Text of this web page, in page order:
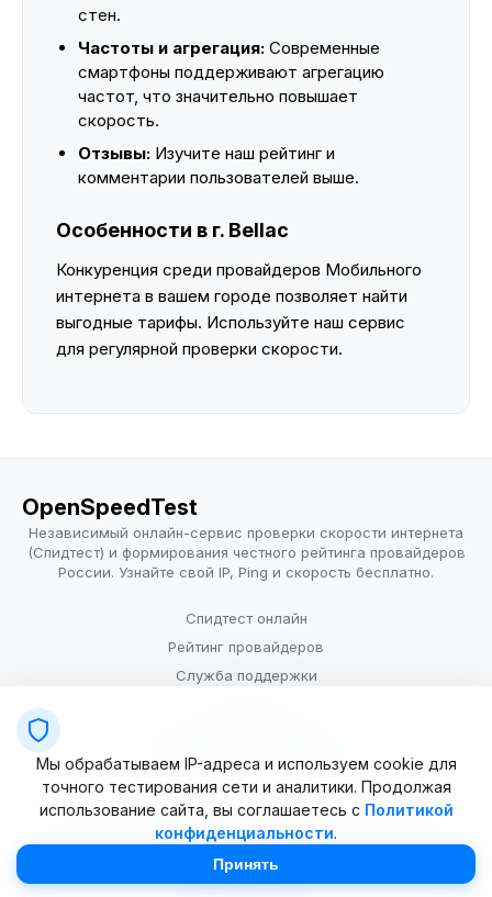
стен.
Частоты и агрегация: Современные
смартфоны поддерживают агрегацию
частот, что значительно повышает
скорость.
Отзывы: Изучите наш рейтинг и
комментарии пользователей выше.
Особенности в г. Bellac
Конкуренция среди провайдеров Мобильного
интернета в вашем городе позволяет найти
выгодные тарифы. Используйте наш сервис
для регулярной проверки скорости.
OpenSpeedTest
Независимый онлайн-сервис проверки скорости интернета
(Спидтест) и формирования честного рейтинга провайдеров
России. Узнайте свой IP, Ping и скорость бесплатно.
Спидтест онлайн
Рейтинг провайдеров
Служба поддержки
Условия использования
© 2025–2026 OpenSpeedTest (ИП Долматова В.В.). Все права
Мы обрабатываем IP-адреса и используем cookie для
точного тестирования сети и аналитики. Продолжая
использование сайта, вы соглашаетесь с Политикой
конфиденциальности.
Принять